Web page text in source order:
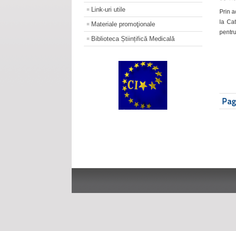
Link-uri utile
Materiale promoţionale
Biblioteca Științifică Medicală
Prin
la